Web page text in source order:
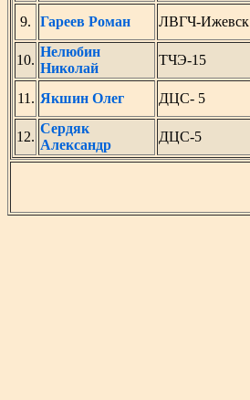
9. Гареев Роман ЛВГЧ-Ижевск
10.
Нелюбин
Николай
ТЧЭ-15
11. Якшин Олег ДЦС- 5
12.
Сердяк
Александр
ДЦС-5